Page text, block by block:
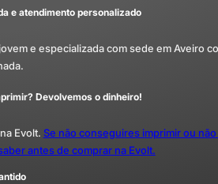
e atendimento personalizado
e especializada com sede em Aveiro
Devolvemos o dinheiro!
Evolt. Se não conseguires imprimir ou
antes de comprar na Evolt.